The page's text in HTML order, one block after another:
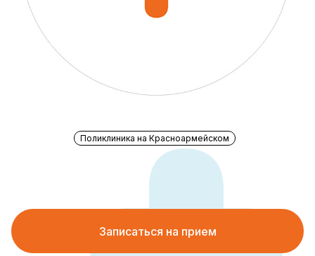
Поликлиника на Красноармейском
Записаться на прием